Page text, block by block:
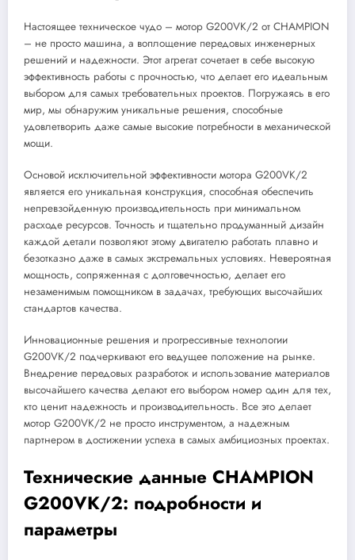
Настоящее техническое чудо – мотор G200VK/2 от CHAMPION
– не просто машина, а воплощение передовых инженерных
решений и надежности. Этот агрегат сочетает в себе высокую
эффективность работы с прочностью, что делает его идеальным
выбором для самых требовательных проектов. Погружаясь в его
мир, мы обнаружим уникальные решения, способные
удовлетворить даже самые высокие потребности в механической
мощи.
Основой исключительной эффективности мотора G200VK/2
является его уникальная конструкция, способная обеспечить
непревзойденную производительность при минимальном
расходе ресурсов. Точность и тщательно продуманный дизайн
каждой детали позволяют этому двигателю работать плавно и
безотказно даже в самых экстремальных условиях. Невероятная
мощность, сопряженная с долговечностью, делает его
незаменимым помощником в задачах, требующих высочайших
стандартов качества.
Инновационные решения и прогрессивные технологии
G200VK/2 подчеркивают его ведущее положение на рынке.
Внедрение передовых разработок и использование материалов
высочайшего качества делают его выбором номер один для тех,
кто ценит надежность и производительность. Все это делает
мотор G200VK/2 не просто инструментом, а надежным
партнером в достижении успеха в самых амбициозных проектах.
Технические данные CHAMPION
G200VK/2: подробности и
параметры